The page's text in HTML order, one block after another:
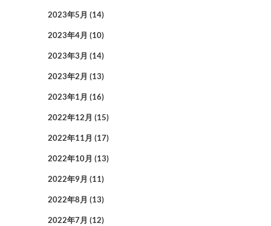
2023年5月 (14)
2023年4月 (10)
2023年3月 (14)
2023年2月 (13)
2023年1月 (16)
2022年12月 (15)
2022年11月 (17)
2022年10月 (13)
2022年9月 (11)
2022年8月 (13)
2022年7月 (12)